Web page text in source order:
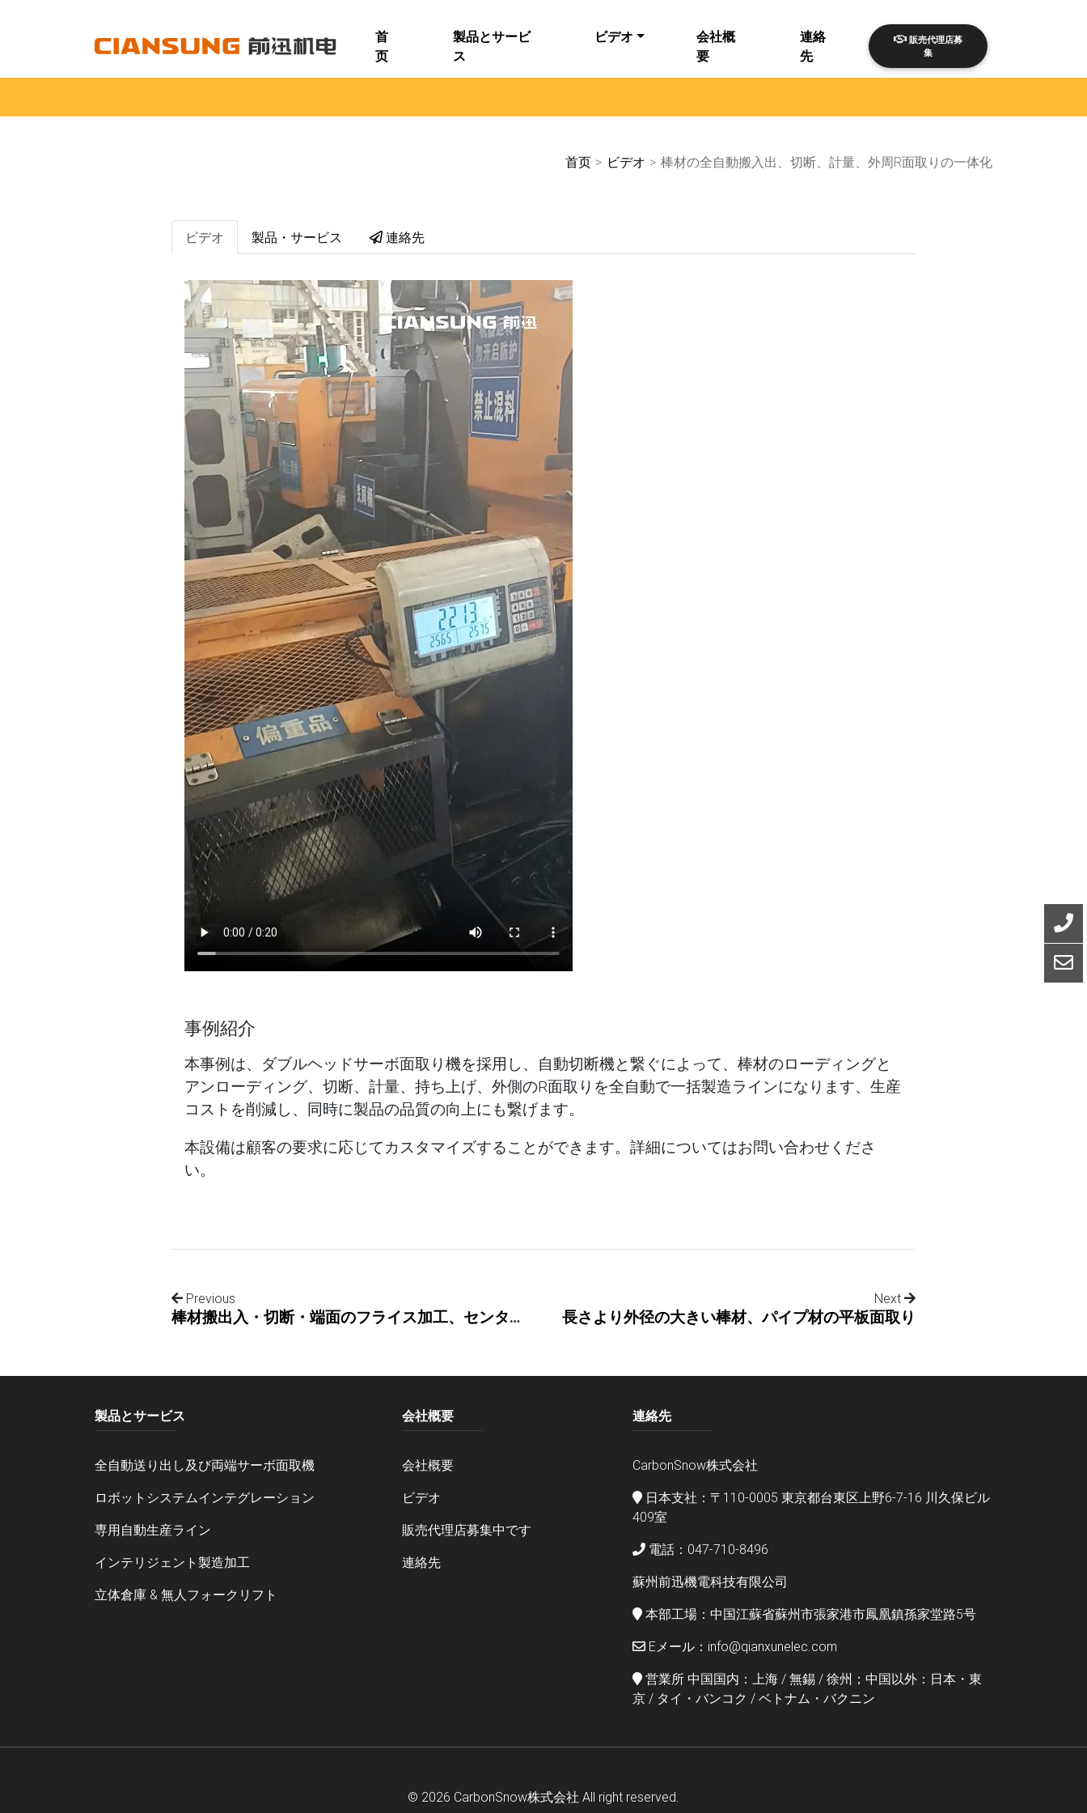
首
页
製品とサービ
ス
ビデオ
会社概
要
連絡
先
販売代理店募
集
首页 > ビデオ > 棒材の全自動搬入出、切断、計量、外周R面取りの一体化
ビデオ 製品・サービス 連絡先
事例紹介
本事例は、ダブルヘッドサーボ面取り機を採用し、自動切断機と繋ぐによって、棒材のローディングと
アンローディング、切断、計量、持ち上げ、外側のR面取りを全自動で一括製造ラインになります、生産
コストを削減し、同時に製品の品質の向上にも繋げます。
本設備は顧客の要求に応じてカスタマイズすることができます。詳細についてはお問い合わせくださ
い。
Previous
棒材搬出入・切断・端面のフライス加工、センター穴加工と面取り
Next
長さより外径の大きい棒材、パイプ材の平板面取り
製品とサービス
全自動送り出し及び両端サーボ面取機
ロボットシステムインテグレーション
専用自動生産ライン
インテリジェント製造加工
立体倉庫 & 無人フォークリフト
会社概要
会社概要
ビデオ
販売代理店募集中です
連絡先
連絡先
CarbonSnow株式会社
日本支社：〒110-0005 東京都台東区上野6-7-16 川久保ビル
409室
電話：047-710-8496
蘇州前迅機電科技有限公司
本部工場：中国江蘇省蘇州市張家港市鳳凰鎮孫家堂路5号
Eメール：info@qianxunelec.com
営業所 中国国内：上海 / 無錫 / 徐州；中国以外：日本・東
京 / タイ・バンコク / ベトナム・バクニン
© 2026 CarbonSnow株式会社 All right reserved.